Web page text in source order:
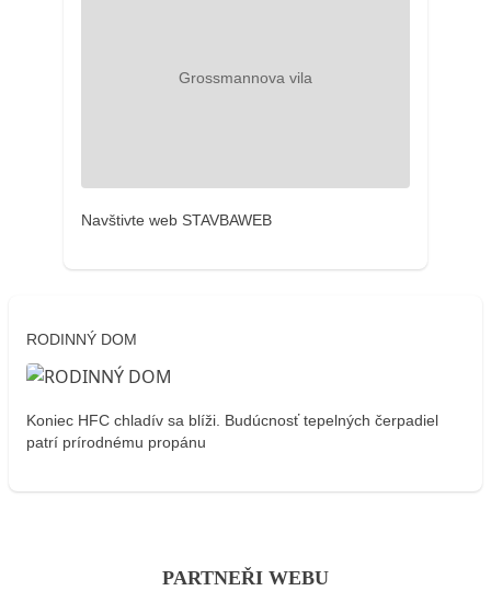
Navštivte web STAVBAWEB
RODINNÝ DOM
Koniec HFC chladív sa blíži. Budúcnosť tepelných čerpadiel
patrí prírodnému propánu
PARTNEŘI WEBU